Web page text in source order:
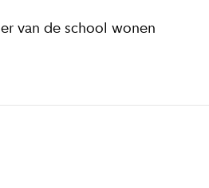
van de school wonen